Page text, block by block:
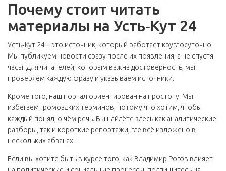
Почему стоит читать
материалы на Усть‑Кут 24
Усть‑Кут 24 – это источник, который работает круглосуточно.
Мы публикуем новости сразу после их появления, а не спустя
часы. Для читателей, которым важна достоверность, мы
проверяем каждую фразу и указываем источники.
Кроме того, наш портал ориентирован на простоту. Мы
избегаем громоздких терминов, потому что хотим, чтобы
каждый понял, о чём речь. Вы найдёте здесь как аналитические
разборы, так и короткие репортажи, где всё изложено в
нескольких абзацах.
Если вы хотите быть в курсе того, как Владимир Рогов влияет